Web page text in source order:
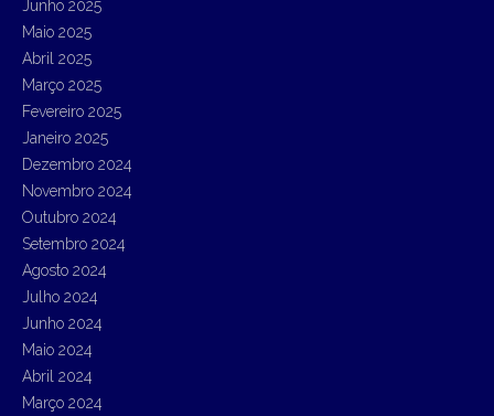
Junho 2025
Maio 2025
Abril 2025
Março 2025
Fevereiro 2025
Janeiro 2025
Dezembro 2024
Novembro 2024
Outubro 2024
Setembro 2024
Agosto 2024
Julho 2024
Junho 2024
Maio 2024
Abril 2024
Março 2024